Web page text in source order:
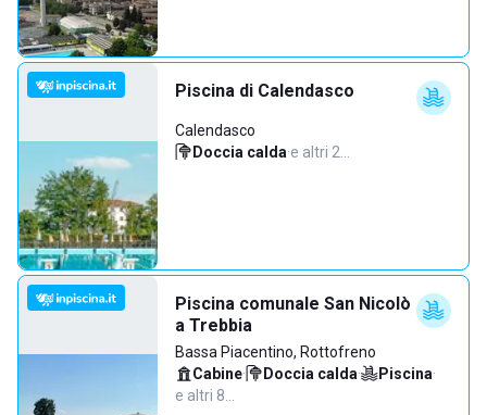
Piscina di Calendasco
Calendasco
Doccia calda·e altri 2…
Piscina comunale San Nicolò
a Trebbia
Bassa Piacentino, Rottofreno
Cabine· Doccia calda· Piscina·
e altri 8…